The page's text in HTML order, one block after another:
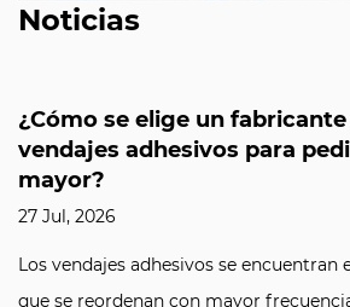
Noticias
¿Cómo se elige un
vendajes adhesivos para
mayor?
27 Jul, 2026
Los vendajes adhesivos se
que se reordenan con mayor